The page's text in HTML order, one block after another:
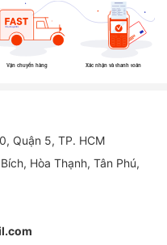
Vận chuyển hàng Xác nhận và thanh toán
Quận 5, TP. HCM
Hòa Thạnh, Tân Phú,